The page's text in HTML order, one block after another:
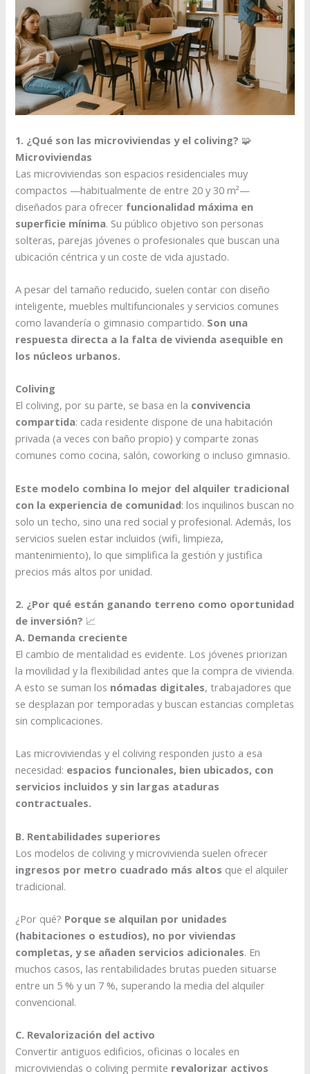
1. ¿Qué son las microviviendas y el coliving? 🧩
Microviviendas
Las microviviendas son espacios residenciales muy
compactos —habitualmente de entre 20 y 30 m²—
diseñados para ofrecer funcionalidad máxima en
superficie mínima. Su público objetivo son personas
solteras, parejas jóvenes o profesionales que buscan una
ubicación céntrica y un coste de vida ajustado.
A pesar del tamaño reducido, suelen contar con diseño
inteligente, muebles multifuncionales y servicios comunes
como lavandería o gimnasio compartido. Son una
respuesta directa a la falta de vivienda asequible en
los núcleos urbanos.
Coliving
El coliving, por su parte, se basa en la convivencia
compartida: cada residente dispone de una habitación
privada (a veces con baño propio) y comparte zonas
comunes como cocina, salón, coworking o incluso gimnasio.
Este modelo combina lo mejor del alquiler tradicional
con la experiencia de comunidad: los inquilinos buscan no
solo un techo, sino una red social y profesional. Además, los
servicios suelen estar incluidos (wifi, limpieza,
mantenimiento), lo que simplifica la gestión y justifica
precios más altos por unidad.
2. ¿Por qué están ganando terreno como oportunidad
de inversión? 📈
A. Demanda creciente
El cambio de mentalidad es evidente. Los jóvenes priorizan
la movilidad y la flexibilidad antes que la compra de vivienda.
A esto se suman los nómadas digitales, trabajadores que
se desplazan por temporadas y buscan estancias completas
sin complicaciones.
Las microviviendas y el coliving responden justo a esa
necesidad: espacios funcionales, bien ubicados, con
servicios incluidos y sin largas ataduras
contractuales.
B. Rentabilidades superiores
Los modelos de coliving y microvivienda suelen ofrecer
ingresos por metro cuadrado más altos que el alquiler
tradicional.
¿Por qué? Porque se alquilan por unidades
(habitaciones o estudios), no por viviendas
completas, y se añaden servicios adicionales. En
muchos casos, las rentabilidades brutas pueden situarse
entre un 5 % y un 7 %, superando la media del alquiler
convencional.
C. Revalorización del activo
Convertir antiguos edificios, oficinas o locales en
microviviendas o coliving permite revalorizar activos